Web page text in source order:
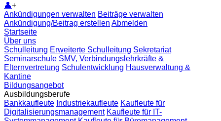
👤+
Ankündigungen verwalten Beiträge verwalten
Ankündigung/Beitrag erstellen Abmelden
Startseite
Über uns
Schulleitung Erweiterte Schulleitung Sekretariat
Seminarschule SMV, Verbindungslehrkräfte &
Elternvertretung Schulentwicklung Hausverwaltung &
Kantine
Bildungsangebot
Ausbildungsberufe
Bankkaufleute Industriekaufleute Kaufleute für
Digitalisierungsmanagement Kaufleute für IT-